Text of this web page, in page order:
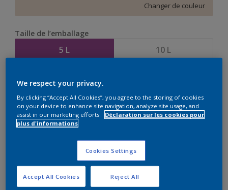
Changer de couleur
Taille de l’emballage
5 L 10 L
Quantité Calculateur de peinture
Calculer
Add to Shopping list
We respect your privacy.
By clicking “Accept All Cookies”, you agree to the storing of cookies
on your device to enhance site navigation, analyze site usage, and
assist in our marketing efforts.
Déclaration sur les cookies pour
plus d'informations
Cookies Settings
Reject All
Accept All Cookies